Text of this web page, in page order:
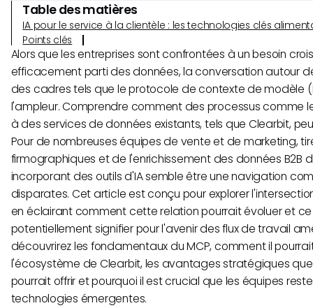
Table des matières
IA pour le service à la clientèle : les technologies clés
Points clés
Alors que les entreprises sont confrontées à un besoin
efficacement parti des données, la conversation autour
des cadres tels que le protocole de contexte de modèle
l'ampleur. Comprendre comment des processus comme
à des services de données existants, tels que Clearbit,
Pour de nombreuses équipes de vente et de marketing,
firmographiques et de l'enrichissement des données B2B
incorporant des outils d'IA semble être une navigation
disparates. Cet article est conçu pour explorer
en éclairant comment cette relation pourrait évoluer et
potentiellement signifier pour l'avenir des flux de travail
découvrirez les fondamentaux du MCP, comment il
l'écosystème de Clearbit, les avantages stratégiques
pourrait offrir et pourquoi il est crucial que les équipes
technologies émergentes.